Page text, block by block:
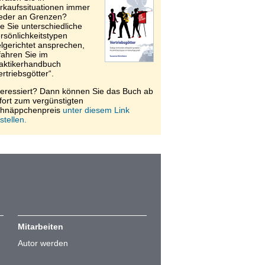
immer
an Grenzen?
Sie unterschiedliche
ansprechen,
Sie im
Dann können Sie das Buch ab
zum vergünstigten
unter diesem Link
Mitarbeiten
Autor werden